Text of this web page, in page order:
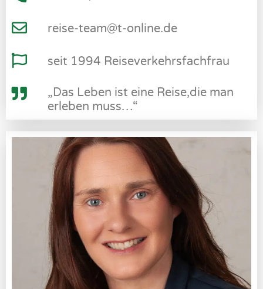
reise-team@t-online.de
seit 1994 Reiseverkehrsfachfrau
„Das Leben ist eine Reise,die man
erleben muss…“